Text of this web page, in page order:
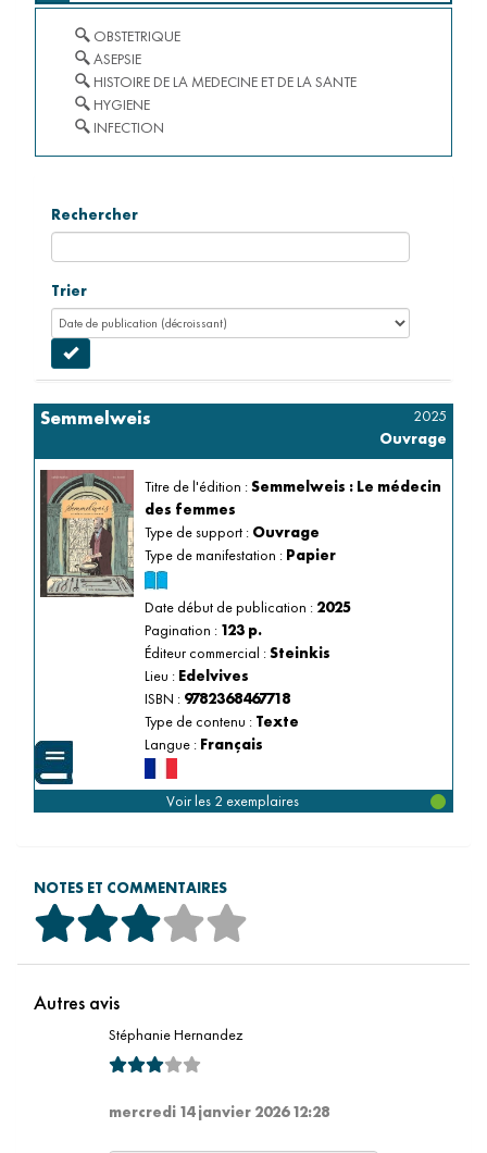
Contact
OBSTETRIQUE
ASEPSIE
HISTOIRE DE LA MEDECINE ET DE LA SANTE
HYGIENE
INFECTION
Rechercher
Trier
Semmelweis
Le médecin des femmes
2025
Ouvrage
Titre de l'édition :Semmelweis : Le médecin
des femmes
Type de support : Ouvrage
Type de manifestation : Papier
Date début de publication : 2025
Pagination : 123 p.
Éditeur commercial :Steinkis
Lieu : Edelvives
ISBN : 9782368467718
Type de contenu : Texte
Langue : Français
Voir les 2 exemplaires
NOTES ET COMMENTAIRES
Autres avis
Stéphanie Hernandez
mercredi 14 janvier 2026 12:28